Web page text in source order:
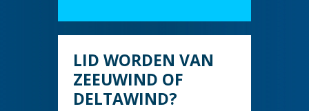
LID WORDEN VAN
ZEEUWIND OF
DELTAWIND?